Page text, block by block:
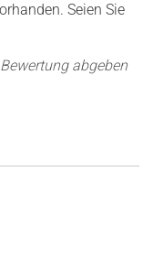
Seien Sie
abgeben